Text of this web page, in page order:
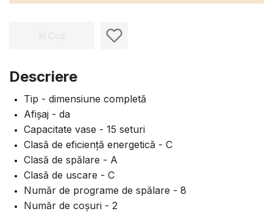
În Coș
Descriere
Tip - dimensiune completă
Afișaj - da
Capacitate vase - 15 seturi
Clasă de eficiență energetică - C
Clasă de spălare - A
Clasă de uscare - C
Număr de programe de spălare - 8
Număr de coșuri - 2